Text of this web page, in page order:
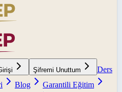
Şifremi Unuttum
Ders
Blog
Garantili Eğitim